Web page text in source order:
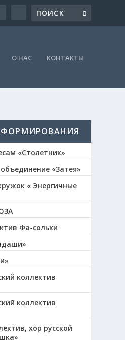
О НАС КОНТАКТЫ
ФОРМИРОВАНИЯ
«Столетник»
«Затея»
« Энергичные
Фа-сольки
коллектив
коллектив
хор русской